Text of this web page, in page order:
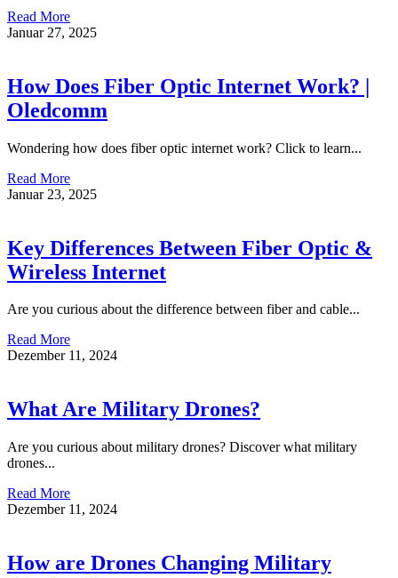
Read More
Januar 27, 2025
How Does Fiber Optic Internet Work? |
Oledcomm
Wondering how does fiber optic internet work? Click to learn...
Read More
Januar 23, 2025
Key Differences Between Fiber Optic &
Wireless Internet
Are you curious about the difference between fiber and cable...
Read More
Dezember 11, 2024
What Are Military Drones?
Are you curious about military drones? Discover what military
drones...
Read More
Dezember 11, 2024
How are Drones Changing Military